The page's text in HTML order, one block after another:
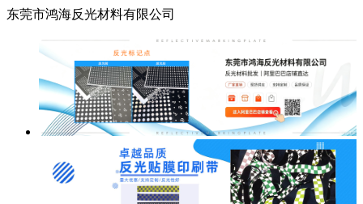
东莞市鸿海反光材料有限公司